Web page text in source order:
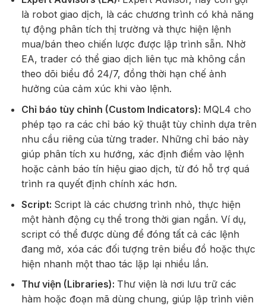
là robot giao dịch, là các chương trình có khả năng
tự động phân tích thị trường và thực hiện lệnh
mua/bán theo chiến lược được lập trình sẵn. Nhờ
EA, trader có thể giao dịch liên tục mà không cần
theo dõi biểu đồ 24/7, đồng thời hạn chế ảnh
hưởng của cảm xúc khi vào lệnh.
Chỉ báo tùy chỉnh (Custom Indicators): MQL4 cho
phép tạo ra các chỉ báo kỹ thuật tùy chỉnh dựa trên
nhu cầu riêng của từng trader. Những chỉ báo này
giúp phân tích xu hướng, xác định điểm vào lệnh
hoặc cảnh báo tín hiệu giao dịch, từ đó hỗ trợ quá
trình ra quyết định chính xác hơn.
Script: Script là các chương trình nhỏ, thực hiện
một hành động cụ thể trong thời gian ngắn. Ví dụ,
script có thể được dùng để đóng tất cả các lệnh
đang mở, xóa các đối tượng trên biểu đồ hoặc thực
hiện nhanh một thao tác lặp lại nhiều lần.
Thư viện (Libraries): Thư viện là nơi lưu trữ các
hàm hoặc đoạn mã dùng chung, giúp lập trình viên